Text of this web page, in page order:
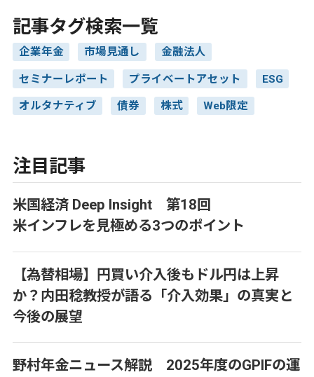
記事タグ検索一覧
企業年金 市場見通し 金融法人
セミナーレポート プライベートアセット ESG
オルタナティブ 債券 株式 Web限定
注目記事
米国経済 Deep Insight 第18回
米インフレを見極める3つのポイント
【為替相場】円買い介入後もドル円は上昇
か？内田稔教授が語る「介入効果」の真実と
今後の展望
野村年金ニュース解説 2025年度のGPIFの運